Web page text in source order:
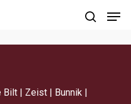
Bilt | Zeist | Bunnik |